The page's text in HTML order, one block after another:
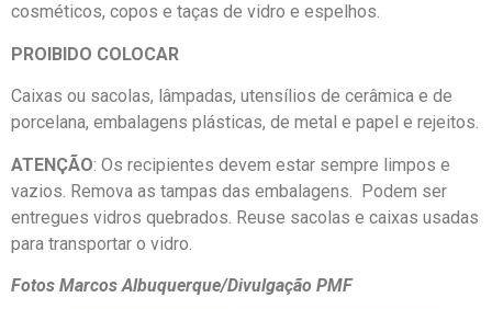
cosméticos, copos e taças de vidro e espelhos.
PROIBIDO COLOCAR
Caixas ou sacolas, lâmpadas, utensílios de cerâmica e de
porcelana, embalagens plásticas, de metal e papel e rejeitos.
ATENÇÃO: Os recipientes devem estar sempre limpos e
vazios. Remova as tampas das embalagens. Podem ser
entregues vidros quebrados. Reuse sacolas e caixas usadas
para transportar o vidro.
Fotos Marcos Albuquerque/Divulgação PMF